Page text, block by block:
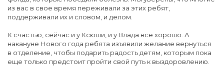
из вас в свое время переживали за этих ребят,
поддерживали их и словом, и делом.
К счастью, сейчас и у Ксюши, и у Влада все хорошо. А
накануне Нового года ребята изъявили желание вернуться
в отделение, чтобы подарить радость детям, которым пока
еще только предстоит пройти свой путь к выздоровлению.